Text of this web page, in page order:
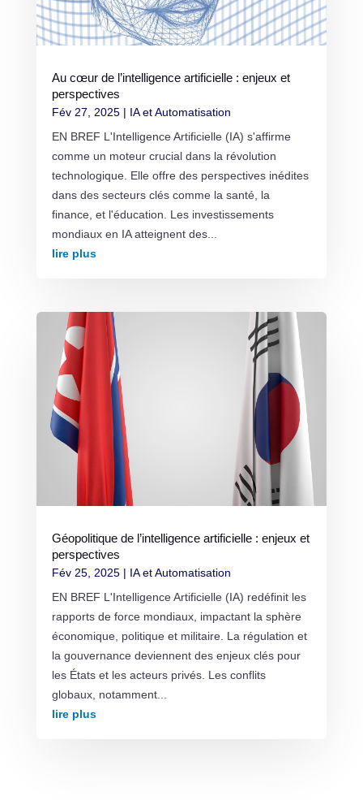
Au cœur de l’intelligence artificielle : enjeux et
perspectives
Fév 27, 2025| IA et Automatisation
EN BREF L'Intelligence Artificielle (IA) s'affirme
comme un moteur crucial dans la révolution
technologique. Elle offre des perspectives inédites
dans des secteurs clés comme la santé, la
finance, et l'éducation. Les investissements
mondiaux en IA atteignent des...
lire plus
Géopolitique de l’intelligence artificielle : enjeux et
perspectives
Fév 25, 2025| IA et Automatisation
EN BREF L'Intelligence Artificielle (IA) redéfinit les
rapports de force mondiaux, impactant la sphère
économique, politique et militaire. La régulation et
la gouvernance deviennent des enjeux clés pour
les États et les acteurs privés. Les conflits
globaux, notamment...
lire plus